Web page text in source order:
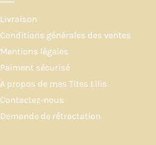
Livraison
Conditions générales des ventes
Mentions légales
Paiment sécurisé
A propos de mes Tites Lilis
Contactez-nous
Demande de rétractation